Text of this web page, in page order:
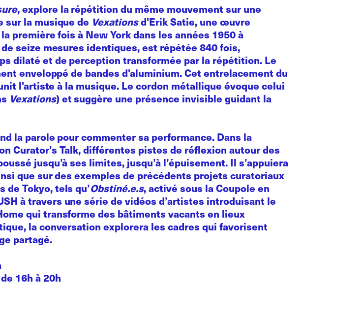
, explore la répétition du même mouvement sur une
sur la musique de Vexationsd'Erik Satie, une œuvre
première fois à New York dans les années 1950 à
seize mesures identiques, est répétée 840 fois,
dilaté et de perception transformée par la répétition. Le
enveloppé de bandes d'aluminium. Cet entrelacement du
l'artiste à la musique. Le cordon métallique évoque celui
Vexations) et suggère une présence invisible guidant la
la parole pour commenter sa performance. Dans la
Curator’s Talk, différentes pistes de réflexion autour des
jusqu’à ses limites, jusqu’à l’épuisement. Il s’appuiera
que sur des exemples de précédents projets curatoriaux
de Tokyo, tels qu’Obstiné.e.s, activé sous la Coupole en
à travers une série de vidéos d’artistes introduisant le
qui transforme des bâtiments vacants en lieux
la conversation explorera les cadres qui favorisent
partagé.
16h à 20h